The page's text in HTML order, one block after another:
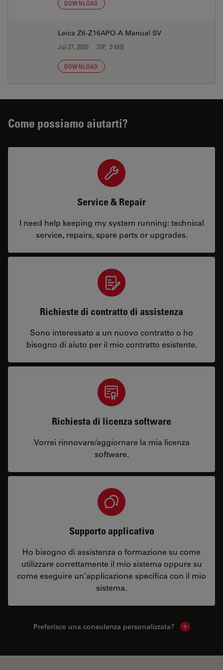
DOWNLOAD
Leica Z6-Z16APO-A Manual SV
Jul 27, 2026 ZIP, 3 MB
DOWNLOAD
Come possiamo aiutarti?
Service & Repair
I need help keeping my system running: technical
service, repairs, spare parts or upgrades.
Richieste di contratto di assistenza
Sono interessato a un nuovo contratto o ho
bisogno di aiuto per il mio contratto esistente.
Richiesta di licenza software
Vorrei rinnovare/aggiornare la mia licenza
software.
Supporto applicativo
Ho bisogno di assistenza o formazione su come
utilizzare correttamente il mio sistema oppure su
come eseguire un’applicazione specifica con il mio
sistema.
Preferisce una consulenza personalizzata? Show local